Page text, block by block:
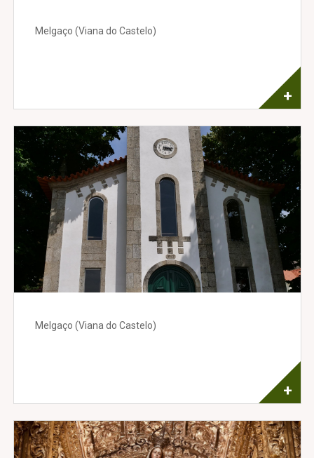
Melgaço (Viana do Castelo)
+
Melgaço (Viana do Castelo)
+